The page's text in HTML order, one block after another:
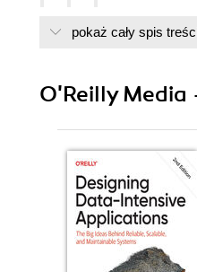
1.3.
2. Automating
5. The
6. Fixtures
6-1. More
6-2. Variations
6-3. Suite-
pokaż cały spis
O'Reilly